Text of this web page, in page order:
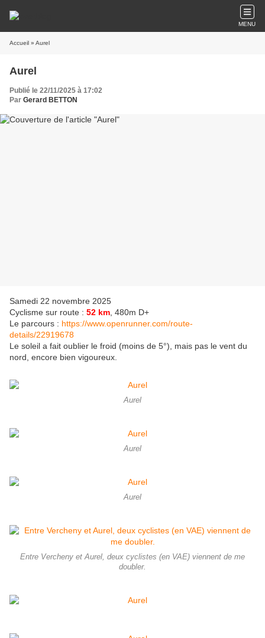
MENU
Accueil » Aurel
Aurel
Publié le 22/11/2025 à 17:02
Par Gerard BETTON
Samedi 22 novembre 2025
Cyclisme sur route : 52 km , 480m D+
Le parcours : https://www.openrunner.com/route-
details/22919678
Le soleil a fait oublier le froid (moins de 5°), mais pas le vent du
nord, encore bien vigoureux.
Aurel
Aurel
Aurel
Entre Vercheny et Aurel, deux cyclistes (en VAE) viennent de me
doubler.